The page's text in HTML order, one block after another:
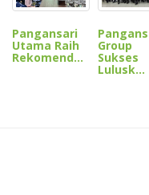
Pangansari
Utama Raih
Rekomend...
Group
Sukses
Lulusk...